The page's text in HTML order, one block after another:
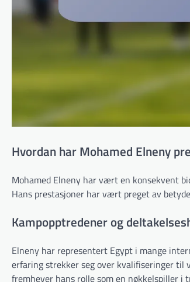
Hvordan har Mohamed Elneny
Mohamed Elneny har vært en konsekvent
Hans prestasjoner har vært preget av
Kampopptredener og
Elneny har representert Egypt i mange
erfaring strekker seg over kvalifiseringer til
fremhever hans rolle som en nøkkelspiller i